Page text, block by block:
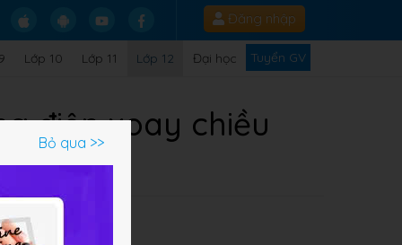
Đăng nhập
Lớp 10 Lớp 11 Lớp 12 Đại học Tuyển GV
điện xoay chiều
Bỏ qua >>